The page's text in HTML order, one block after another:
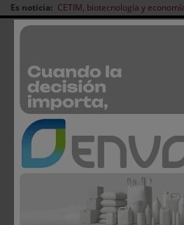
Es noticia: CETIM, biotecnología y
Redes Sociales
Robatech lanza su
corporativo